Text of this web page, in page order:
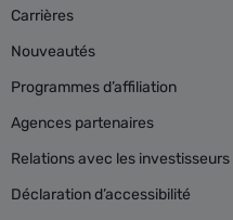
Carrières
Nouveautés
Programmes d’affiliation
Agences partenaires
Relations avec les investisseurs
Déclaration d’accessibilité